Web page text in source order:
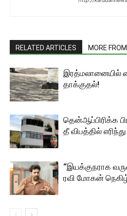
RELATED ARTICLES MORE
இரத்மலானையில்
தாக்குதல்!
தென்ஆப்பிரிக்க
தீ விபத்தில்
“இயக்குநராக
ரவி மோகன்